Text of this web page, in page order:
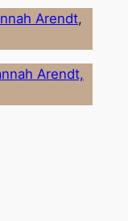
Arendt,
Arendt,